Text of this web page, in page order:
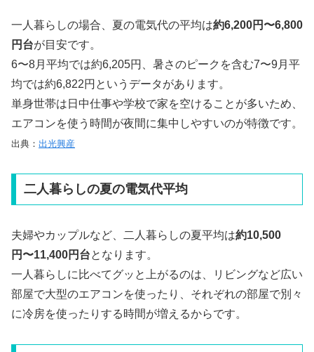
一人暮らしの場合、夏の電気代の平均は約6,200円〜6,800
円台が目安です。
6〜8月平均では約6,205円、暑さのピークを含む7〜9月平
均では約6,822円というデータがあります。
単身世帯は日中仕事や学校で家を空けることが多いため、
エアコンを使う時間が夜間に集中しやすいのが特徴です。
出典： 出光興産
二人暮らしの夏の電気代平均
夫婦やカップルなど、二人暮らしの夏平均は約10,500
円〜11,400円台となります。
一人暮らしに比べてグッと上がるのは、リビングなど広い
部屋で大型のエアコンを使ったり、それぞれの部屋で別々
に冷房を使ったりする時間が増えるからです。